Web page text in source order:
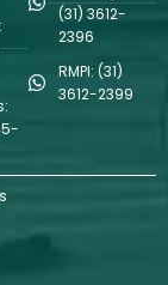
(31) 3612-
2396
RMPI: (31)
3612-2399